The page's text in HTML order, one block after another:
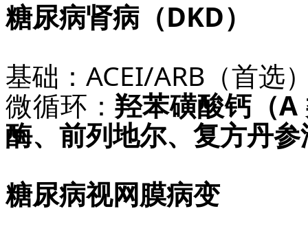
糖尿病肾病（DKD）
基础：ACEI/ARB（首选
微循环：羟苯磺酸钙（A
酶、前列地尔、复方丹
糖尿病视网膜病变